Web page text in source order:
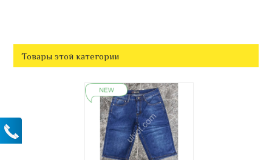
Товары этой категории